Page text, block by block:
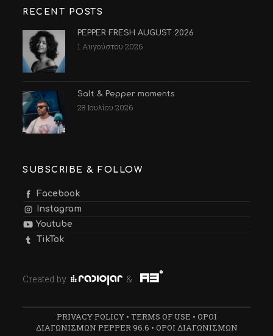
RECENT POSTS
PEPPER FRESH AUGUST 2026
1 Αυγούστου 2026
Salt & Pepper moments
28 Ιουλίου 2026
SUBSCRIBE & FOLLOW
Facebook
Instagram
Youtube
TikTok
Created by &
PRIVACY POLICY• TERMS OF USE • ΟΡΟΙ
ΔΙΑΓΩΝΙΣΜΩΝ PEPPER 96.6 • ΟΡΟΙ ΔΙΑΓΩΝΙΣΜΩΝ